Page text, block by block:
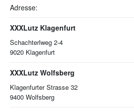
Adresse:
XXXLutz Klagenfurt
Schachterlweg 2-4
9020 Klagenfurt
XXXLutz Wolfsberg
Klagenfurter Strasse 32
9400 Wolfsberg